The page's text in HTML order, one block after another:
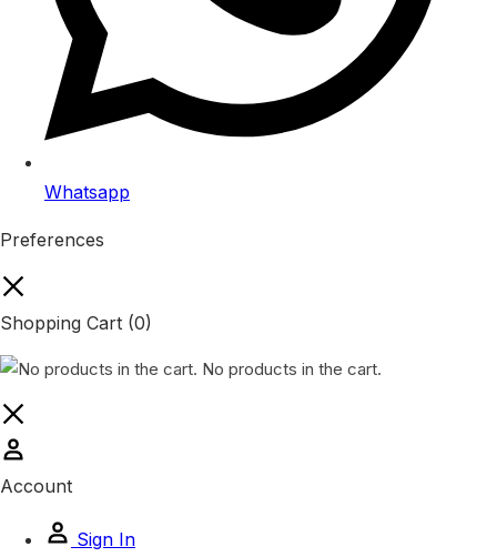
Whatsapp
Preferences
Shopping Cart (0)
No products in the cart.
Account
Sign In